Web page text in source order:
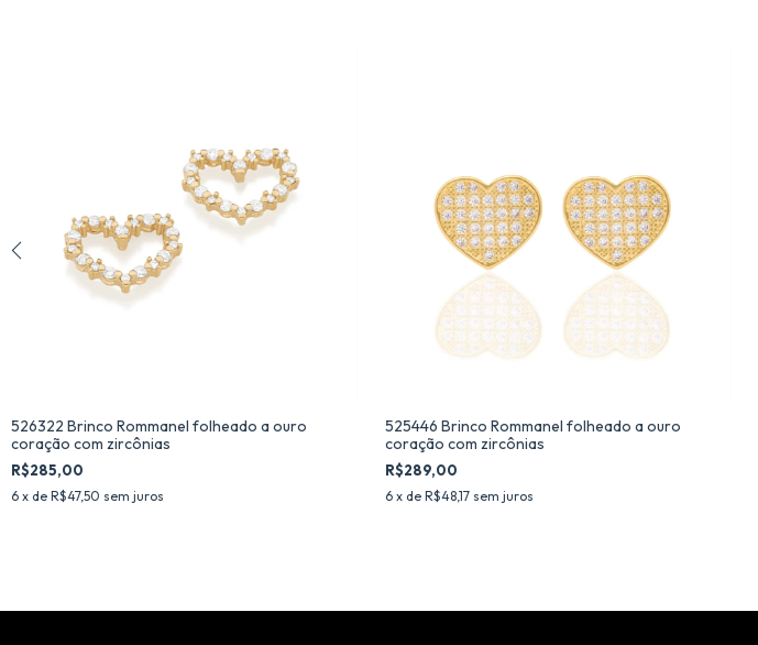
526322 Brinco Rommanel folheado a ouro
coração com zircônias
R$285,00
6 x de R$47,50 sem juros
525446 Brinco Rommanel folheado a ouro
coração com zircônias
R$289,00
6 x de R$48,17 sem juros